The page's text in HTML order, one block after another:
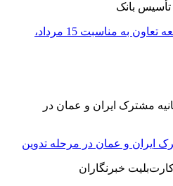
پیام مدیرعامل بانک توسعه تعاون به مناسبت 15 مرداد،
ایران و عمان در مرحله تدوین